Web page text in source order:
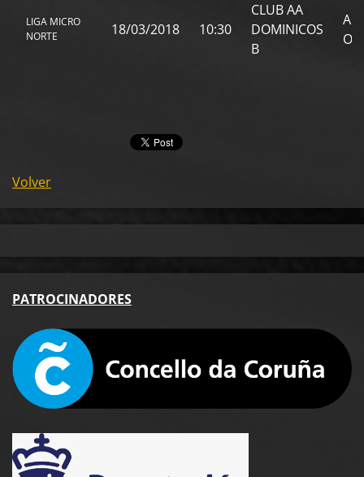
LIGA MICRO
NORTE
18/03/2018 10:30
CLUB AA
DOMINICOS
B
Volver
PATROCINADORES